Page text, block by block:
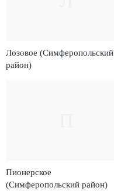
Лозовое (Симферопольский
район)
Пионерское
(Симферопольский район)